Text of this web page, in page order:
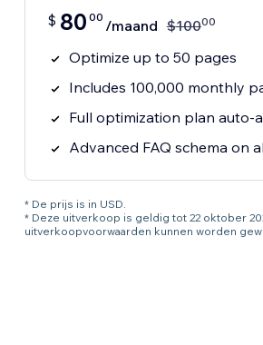
$ 80 00 /maand $10000
Optimize up to 50 pages
Includes 100,000 monthly
Full optimization plan auto-
Advanced FAQ schema on
* De prijs is in USD.
* Deze uitverkoop is geldig tot 22 oktober
uitverkoopvoorwaarden kunnen worden